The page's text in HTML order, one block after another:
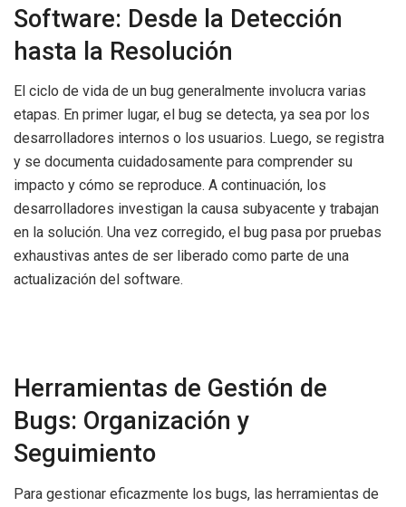
Software: Desde la Detección
hasta la Resolución
El ciclo de vida de un bug generalmente involucra varias
etapas. En primer lugar, el bug se detecta, ya sea por los
desarrolladores internos o los usuarios. Luego, se registra
y se documenta cuidadosamente para comprender su
impacto y cómo se reproduce. A continuación, los
desarrolladores investigan la causa subyacente y trabajan
en la solución. Una vez corregido, el bug pasa por pruebas
exhaustivas antes de ser liberado como parte de una
actualización del software.
Herramientas de Gestión de
Bugs: Organización y
Seguimiento
Para gestionar eficazmente los bugs, las herramientas de